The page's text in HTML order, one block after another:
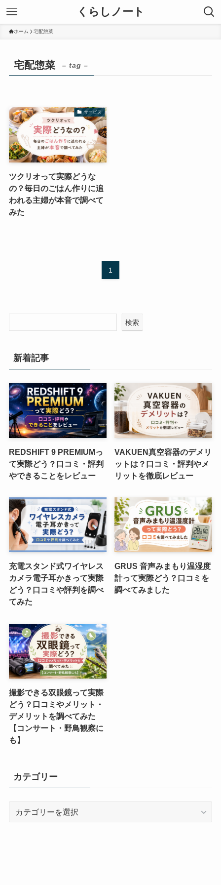
くらしノート
ホーム 宅配惣菜
宅配惣菜 – tag –
サービス
ツクリオって実際どうな
の？毎日のごはん作りに追
われる主婦が本音で調べて
みた
1
検索
新着記事
REDSHIFT 9 PREMIUMっ
て実際どう？口コミ・評判
やできることをレビュー
VAKUEN真空容器のデメリ
ットは？口コミ・評判やメ
リットを徹底レビュー
充電スタンド式ワイヤレス
カメラ電子耳かきって実際
どう？口コミや評判を調べ
てみた
GRUS 音声みまもり温湿度
計って実際どう？口コミを
調べてみました
撮影できる双眼鏡って実際
どう？口コミやメリット・
デメリットを調べてみた
【コンサート・野鳥観察に
も】
カテゴリー